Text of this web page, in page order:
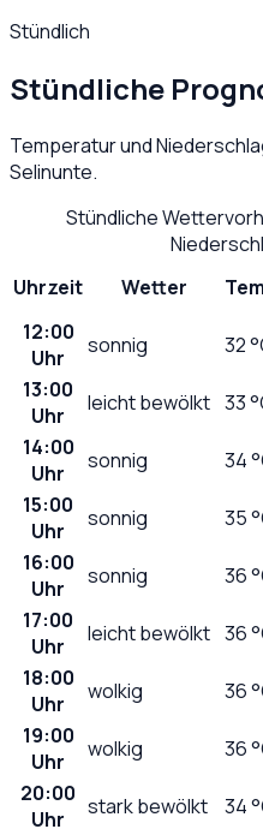
Stündlich
Stündliche
Temperatur und
Selinunte.
Stündliche
Uhrzeit
Wetter
12:00
Uhr
sonnig 32
13:00
Uhr
leicht bewölkt 33
14:00
Uhr
sonnig 34
15:00
Uhr
sonnig 35
16:00
Uhr
sonnig 36
17:00
Uhr
leicht bewölkt 36
18:00
Uhr
wolkig 36
19:00
Uhr
wolkig 36
20:00
Uhr
stark bewölkt 34